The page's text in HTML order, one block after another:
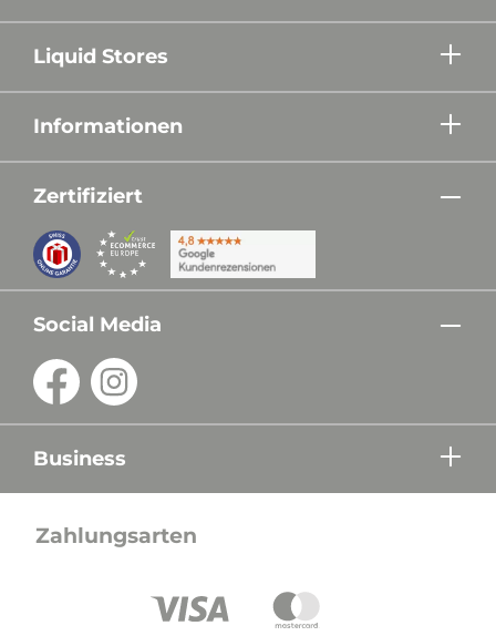
Liquid Stores
Informationen
Zertifiziert
Social Media
Business
Zahlungsarten